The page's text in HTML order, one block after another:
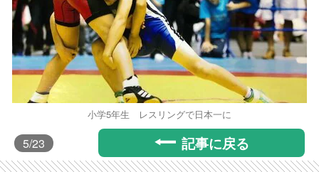
小学5年生 レスリングで日本一に
5/23 記事に戻る